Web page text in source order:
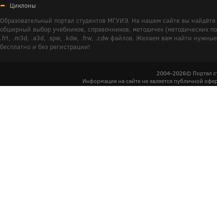
Циклоны
Образовательный портал студентов МГУИЭ. На нашем сайте вы
обширный выбор учебников, справочников, методичек (методических
.frt, .m3d, .a3d, .spw, .kdw, .frw, .cdw файлов. Желаем вам найти
бесплатно и без регистрации!
2004-2026© Портал
Информация на сайте не является публичной